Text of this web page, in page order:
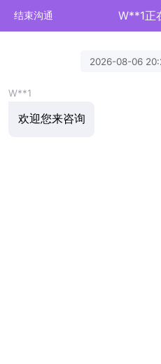
结束沟通 W**1正
2026-08-06
W**1
欢迎您来咨询